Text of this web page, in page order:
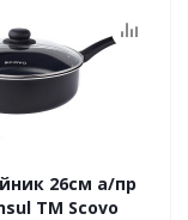
26см а/пр
ТМ Scovo